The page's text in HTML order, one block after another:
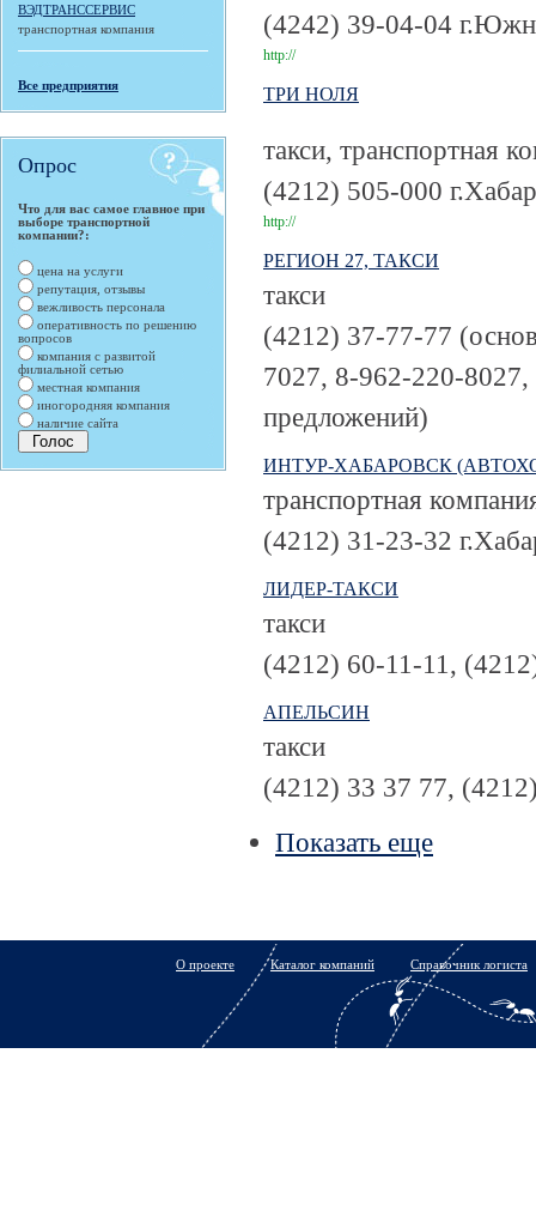
ВЭДТРАНССЕРВИС
транспортная компания
Все предприятия
Опрос
Что для вас самое главное при
выборе транспортной
компании?:
цена на услуги
репутация, отзывы
вежливость персонала
оперативность по решению
вопросов
компания с развитой
филиальной сетью
местная компания
иногородняя компания
наличие сайта
(4242) 39-04-04
http://
ТРИ НОЛЯ
такси, транспортная
(4212) 505-000
http://
РЕГИОН 27, ТАКСИ
такси
(4212) 37-77-77
7027, 8-962-220-
предложений)
ИНТУР-ХАБАРОВСК
транспортная
(4212) 31-23-32
ЛИДЕР-ТАКСИ
такси
(4212) 60-11-11,
АПЕЛЬСИН
такси
(4212) 33 37 77,
Показать еще
О проекте Каталог компаний Справочник логиста